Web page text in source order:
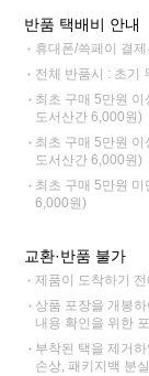
반품 택배비 안내
휴대폰/쓱페이 결
전체 반품시 : 초기
최초 구매 5만원
도서산간 6,000원)
최초 구매 5만원
도서산간 6,000원)
최초 구매 5만원
6,000원)
교환·반품 불가
제품이 도착하기
상품 포장을 개봉
내용 확인을 위한
부착된 택을 제거
손상, 패키지백 분